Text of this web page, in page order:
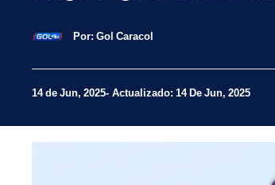
Por: Gol Caracol
14 de Jun, 2025 Actualizado: 14 De Jun, 2025